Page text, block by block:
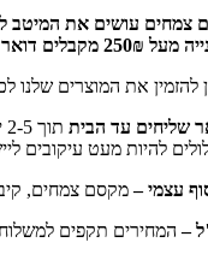
צמחים עושים את המיטב
מקבלים דואר שליחים עד הבית חינם
להזמין את המוצרים
שליחים עד הבית תוך 2-5 ימי עסקים 29 ₪
להיות מעט עיקובים
עצמי –מקסם צמחים,
– המחירים תקפים